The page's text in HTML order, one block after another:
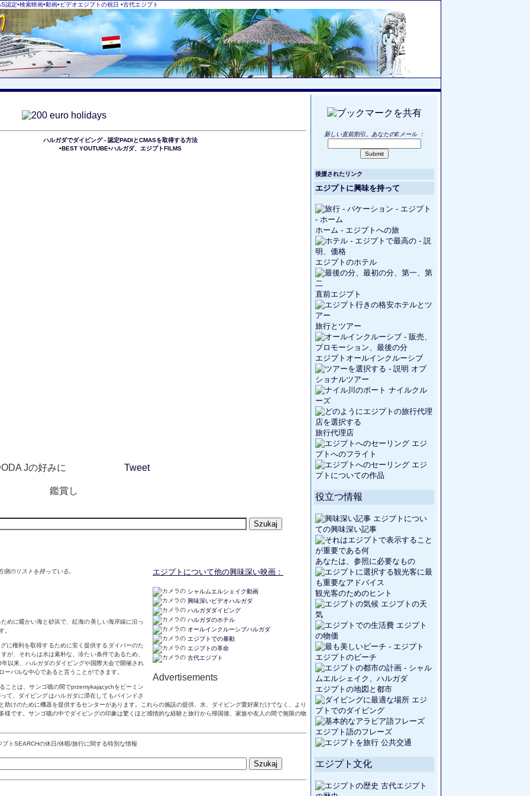
認定•検索映画•動画•ビデオ​​エジプトの祝日 •古代エジプト
ハルガダでダイビング - 認定PADIとCMASを取得する方法
•BEST YOUTUBE•ハルガダ、エジプトFILMS
Jの好みに Tweet
鑑賞し
エジプトについて他の興味深い映画：
シャルムエルシェイク動画
興味深いビデオハルガダ
ハルガダダイビング
ハルガダのホテル
オールインクルーシブハルガダ
エジプトでの暴動
エジプトの革命
古代エジプト
Advertisements
のリストを持っている。
めに暖かい海と砂浜で、紅海の美しい海岸線に沿っ
。
に権利を取得するために安く提供するダイバーのた
が、それらは水は素朴な、冷たい条件であるため、
以来、ハルガダのダイビングや国際大会で開催され
バルな中心であると言うことができます。
ことは、サンゴ礁の間でprzemykającychをビーミン
て、ダイビングはハルガダに滞在してもバインドさ
けのために機器を提供するセンターがあります。これらの施設の提供、水、ダイビング愛好家だけでなく、より
です。サンゴ礁の中でダイビングの印象は驚くほど感情的な経験と旅行から帰国後、家族や友人の間で無限の物
プトSEARCHの休日/休暇/旅行に関する特別な情報
新しい直前割引。あなたのEメール ：
後援されたリンク
エジプトに興味を持って
ホーム - エジプトへの旅
エジプトのホテル
直前エジプト
旅行とツアー
エジプトオールインクルーシブ
オプ
ショナルツアー
ナイルクル
ーズ
旅行代理店
エジ
プトへのフライト
エジ
プトについての作品
役立つ情報
エジプトについ
ての興味深い記事
あなたは、参照に必要なもの
観光客のためのヒント
エジプトの天
気
エジプト
の物価
エジプトのビーチ
エジプトの地図と都市
エジ
プトでのダイビング
エジプト語のフレーズ
公共交通
エジプト文化
古代エジプト